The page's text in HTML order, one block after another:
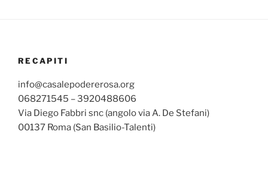
RECAPITI
info@casalepodererosa.org
068271545 – 3920488606
Via Diego Fabbri snc (angolo via A. De Stefani)
00137 Roma (San Basilio-Talenti)